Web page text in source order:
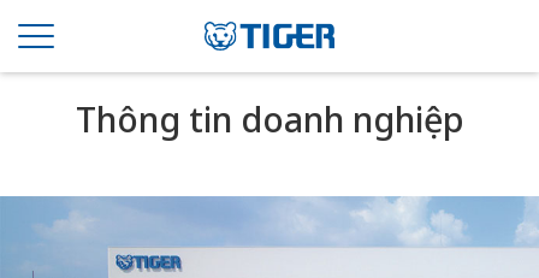
Thông tin doanh nghiệp